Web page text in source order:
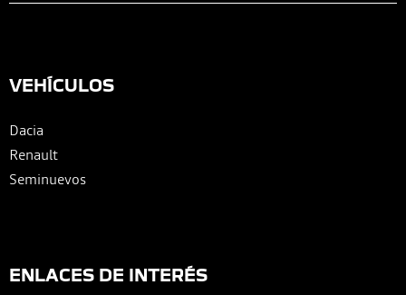
VEHÍCULOS
Dacia
Renault
Seminuevos
ENLACES DE INTERÉS